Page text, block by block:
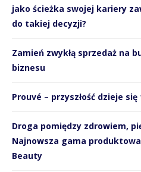
jako ścieżka swojej kariery
do takiej decyzji?
Zamień zwykłą sprzedaż na
biznesu
Prouvé – przyszłość dzieje się
Droga pomiędzy zdrowiem,
Najnowsza gama
Beauty